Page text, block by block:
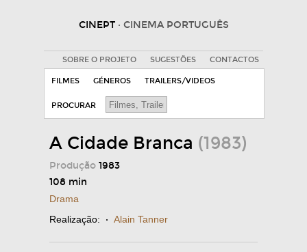
CINEPT · CINEMA PORTUGUÊS
SOBRE O PROJETO SUGESTÕES CONTACTOS
FILMES GÉNEROS TRAILERS/VIDEOS
PROCURAR
A Cidade Branca (1983)
Produção 1983
108 min
Drama
Realização: · Alain Tanner